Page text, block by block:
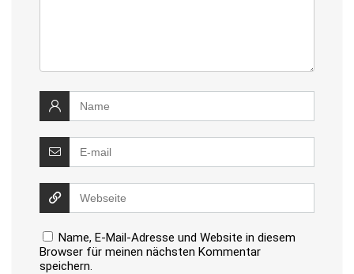
Name, E-Mail-Adresse und Website in diesem
Browser für meinen nächsten Kommentar
speichern.